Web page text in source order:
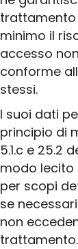
trattamento
minimo il
accesso
conforme
stessi.
I suoi dati
principio di
5.1.c e 25.2
modo lecito
per scopi
se
non
trattamento.